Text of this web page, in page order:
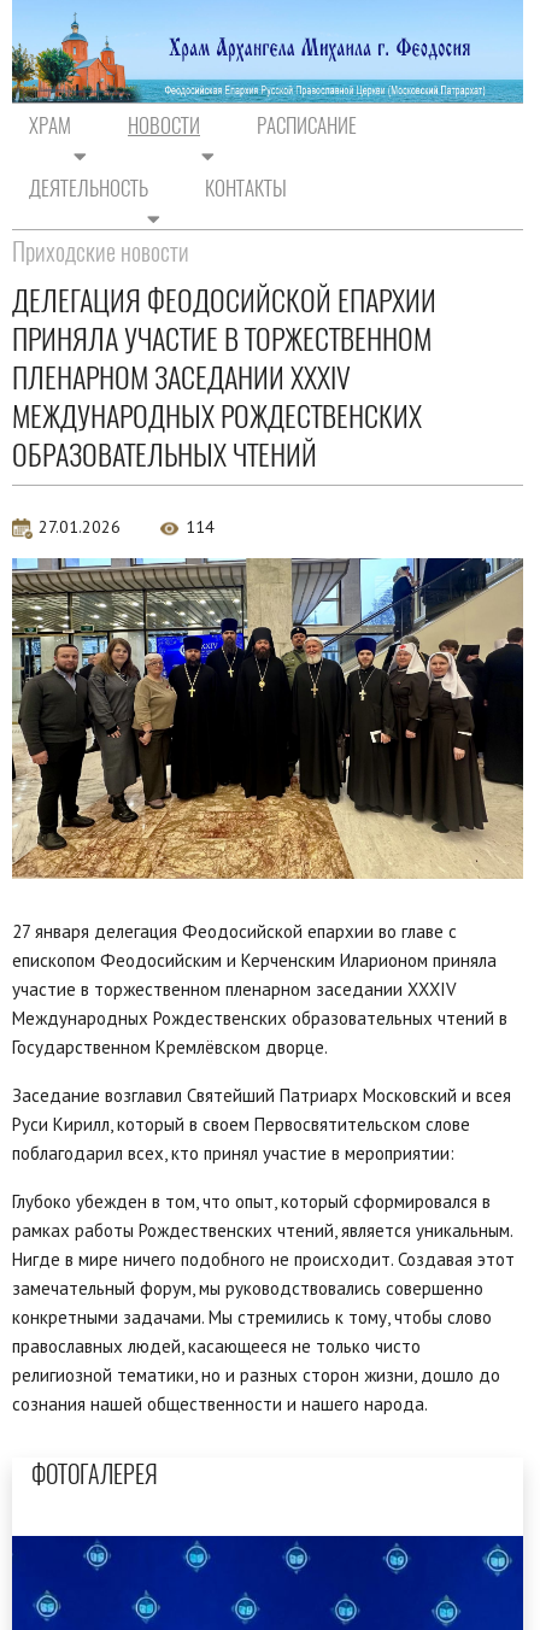
ХРАМ НОВОСТИ РАСПИСАНИЕ
ДЕЯТЕЛЬНОСТЬ КОНТАКТЫ
Приходские новости
ДЕЛЕГАЦИЯ ФЕОДОСИЙСКОЙ ЕПАРХИИ
ПРИНЯЛА УЧАСТИЕ В ТОРЖЕСТВЕННОМ
ПЛЕНАРНОМ ЗАСЕДАНИИ XXXIV
МЕЖДУНАРОДНЫХ РОЖДЕСТВЕНСКИХ
ОБРАЗОВАТЕЛЬНЫХ ЧТЕНИЙ
27.01.2026 114
27 января делегация Феодосийской епархии во главе с
епископом Феодосийским и Керченским Иларионом приняла
участие в торжественном пленарном заседании XXXIV
Международных Рождественских образовательных чтений в
Государственном Кремлёвском дворце.
Заседание возглавил Святейший Патриарх Московский и всея
Руси Кирилл, который в своем Первосвятительском слове
поблагодарил всех, кто принял участие в мероприятии:
Глубоко убежден в том, что опыт, который сформировался в
рамках работы Рождественских чтений, является уникальным.
Нигде в мире ничего подобного не происходит. Создавая этот
замечательный форум, мы руководствовались совершенно
конкретными задачами. Мы стремились к тому, чтобы слово
православных людей, касающееся не только чисто
религиозной тематики, но и разных сторон жизни, дошло до
сознания нашей общественности и нашего народа.
ФОТОГАЛЕРЕЯ